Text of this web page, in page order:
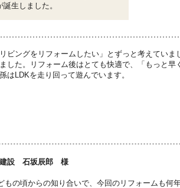
生しました。
リビングをリフォームしたい」とずっと考えてい
した。リフォーム後はとても快適で、「もっと
はLDKを走り回って遊んでいます。
建設 石坂辰郎 様
もの頃からの知り合いで、今回のリフォームも何